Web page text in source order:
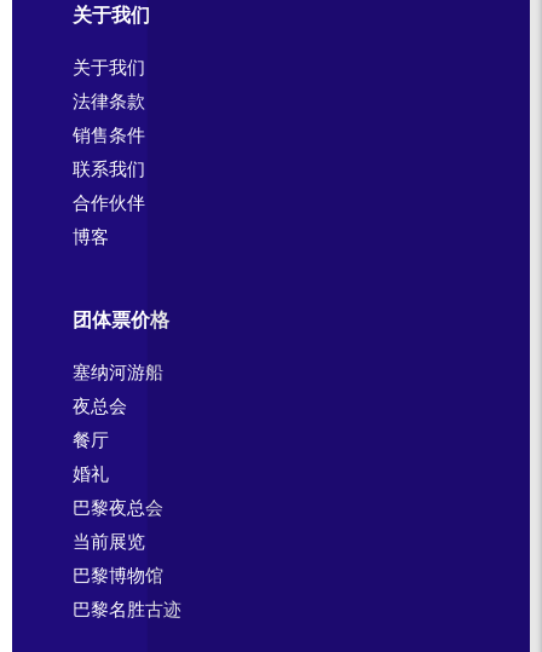
关于我们
关于我们
法律条款
销售条件
联系我们
合作伙伴
博客
团体票价格
塞纳河游船
夜总会
餐厅
婚礼
巴黎夜总会
当前展览
巴黎博物馆
巴黎名胜古迹